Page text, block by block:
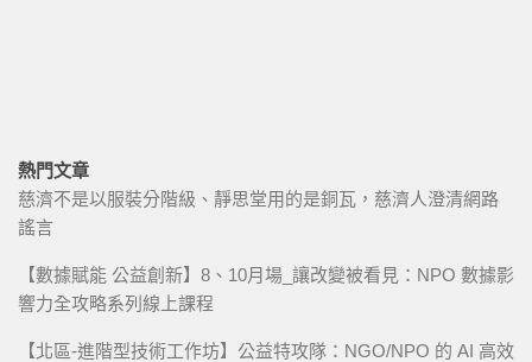
熱門文章
慈濟不是以服裝分階級、靜思堂用的是銅瓦，慈濟人澄清網路
謠言
【數據賦能 公益創新】8、10月場_讓改變被看見：NPO 數據影
響力全攻略系列線上課程
【北區-進階型技術工作坊】公益特攻隊：NGO/NPO 的 AI 高效